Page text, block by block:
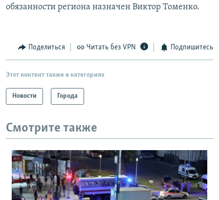
обязанности региона назначен Виктор Томенко.
Поделиться Читать без VPN Подпишитесь
Этот контент также в категориях
Новости Города
Смотрите также